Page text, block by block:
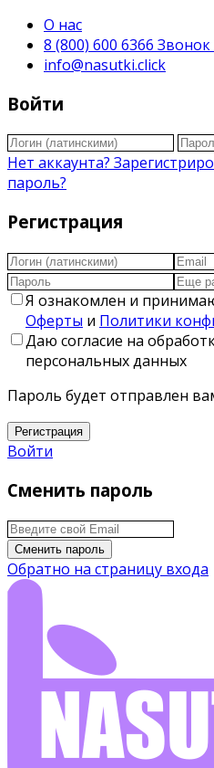
О нас
8 (800) 600 6366
info@nasutki.click
Войти
Нет аккаунта?
пароль?
Регистрация
Я ознакомлен и
Оферты и Политики
Даю согласие на
персональных данных
Пароль будет отправлен
Регистрация
Войти
Сменить пароль
Сменить пароль
Обратно на страницу входа